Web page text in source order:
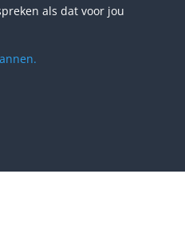
als dat voor jou